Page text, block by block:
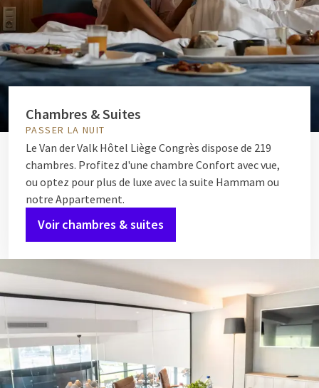
Chambres & Suites
PASSER LA NUIT
Le Van der Valk Hôtel Liège Congrès dispose de 219
chambres. Profitez d'une chambre Confort avec vue,
ou optez pour plus de luxe avec la suite Hammam ou
notre Appartement.
Voir chambres & suites